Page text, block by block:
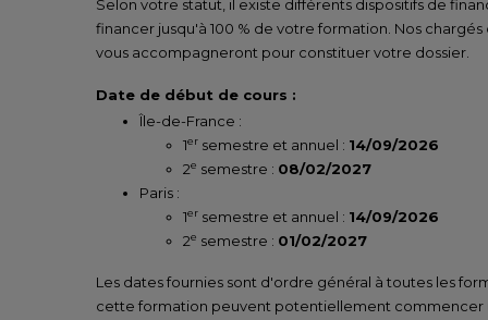
Selon votre statut, il existe différents dispositifs de
financer jusqu'à 100 % de votre formation. Nos
vous accompagneront pour constituer votre dossier.
Date de début de cours :
Île-de-France :
1er semestre et annuel : 14/09/2026
2e semestre : 08/02/2027
Paris :
1er semestre et annuel : 14/09/2026
2e semestre : 01/02/2027
Les dates fournies sont d'ordre général à toutes les
cette formation peuvent potentiellement commencer